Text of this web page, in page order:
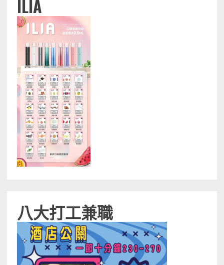
ILIA
八大打工兼職